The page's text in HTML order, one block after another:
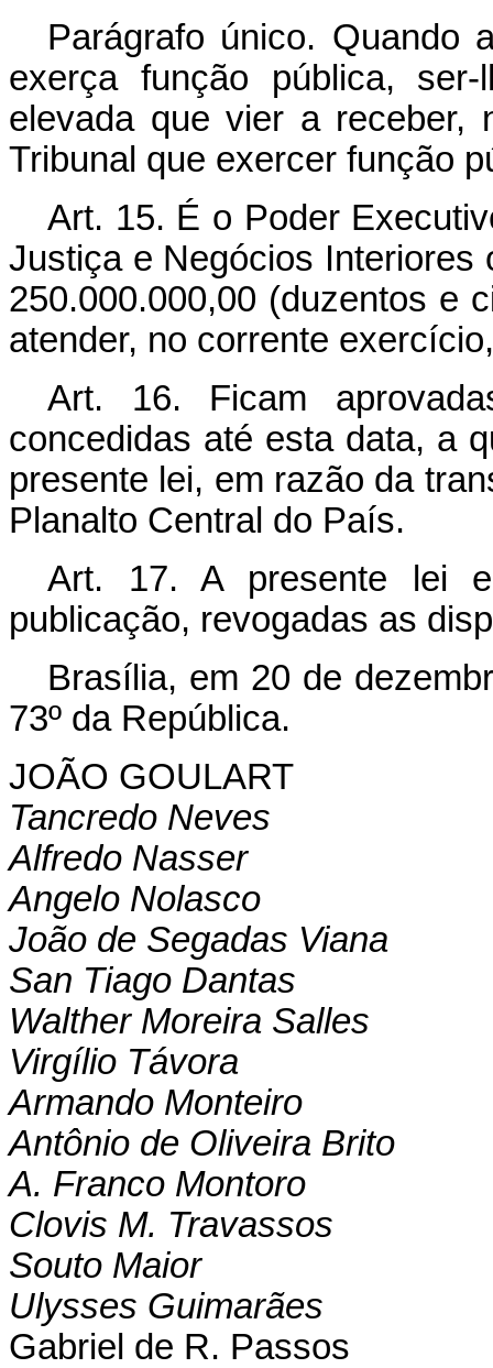
Parágrafo único. Quando
exerça função pública,
elevada que vier a receber,
Tribunal que exercer função
Art. 15. É o Poder
Justiça e Negócios Interiores
250.000.000,00 (duzentos e
atender, no corrente
Art. 16. Ficam
concedidas até esta data, a
presente lei, em razão da
Planalto Central do País.
Art. 17. A presente lei
publicação, revogadas as
Brasília, em 20 de
73º da República.
JOÃO GOULART
Tancredo Neves
Alfredo Nasser
Angelo Nolasco
João de Segadas Viana
San Tiago Dantas
Walther Moreira Salles
Virgílio Távora
Armando Monteiro
Antônio de Oliveira Brito
A. Franco Montoro
Clovis M. Travassos
Souto Maior
Ulysses Guimarães
Gabriel de R. Passos